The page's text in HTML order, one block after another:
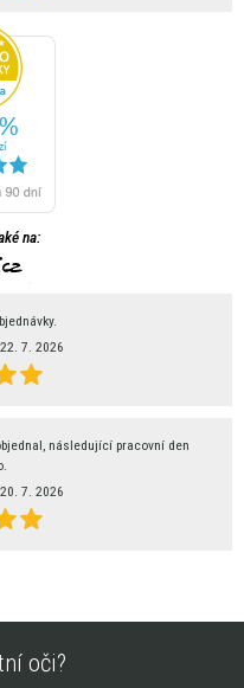
na:
7. 2026
následující pracovní den
7. 2026
oči?